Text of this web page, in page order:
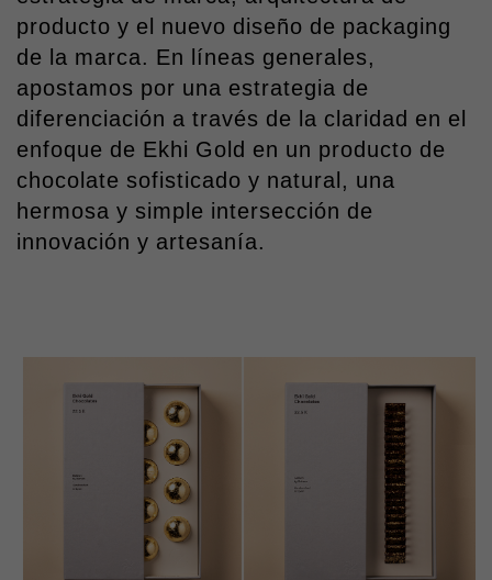
producto y el nuevo diseño de packaging
de la marca. En líneas generales,
apostamos por una estrategia de
diferenciación a través de la claridad en el
enfoque de Ekhi Gold en un producto de
chocolate sofisticado y natural, una
hermosa y simple intersección de
innovación y artesanía.